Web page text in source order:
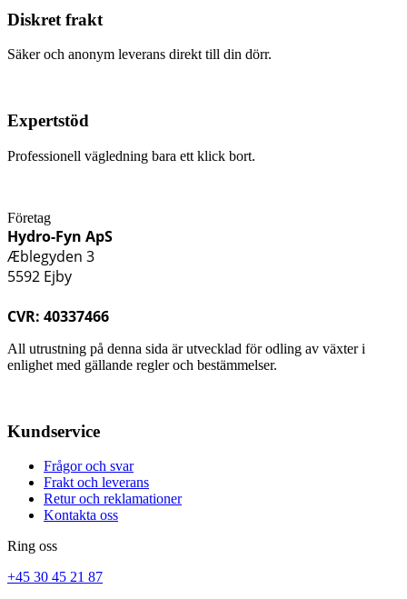
Diskret frakt
Säker och anonym leverans direkt till din dörr.
Expertstöd
Professionell vägledning bara ett klick bort.
Företag
Hydro-Fyn ApS
Æblegyden 3
5592 Ejby
CVR: 40337466
All utrustning på denna sida är utvecklad för odling av växter i
enlighet med gällande regler och bestämmelser.
Kundservice
Frågor och svar
Frakt och leverans
Retur och reklamationer
Kontakta oss
Ring oss
+45 30 45 21 87